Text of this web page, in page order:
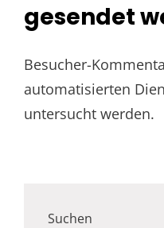
gesendet
Besucher-
automatisierten
untersucht werden.
Suchen